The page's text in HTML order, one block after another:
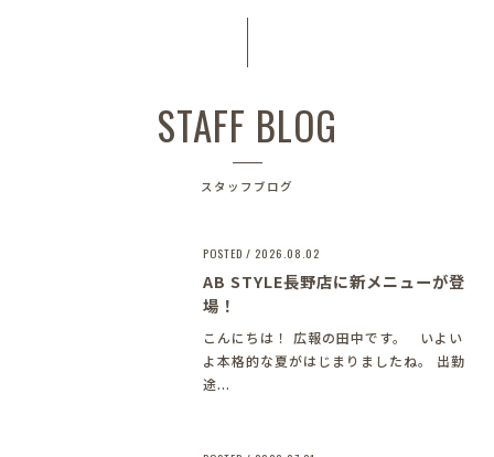
STAFF BLOG
スタッフブログ
POSTED / 2026.08.02
AB STYLE長野店に新メニューが登
場！
こんにちは！ 広報の田中です。 いよい
よ本格的な夏がはじまりましたね。 出勤
途...